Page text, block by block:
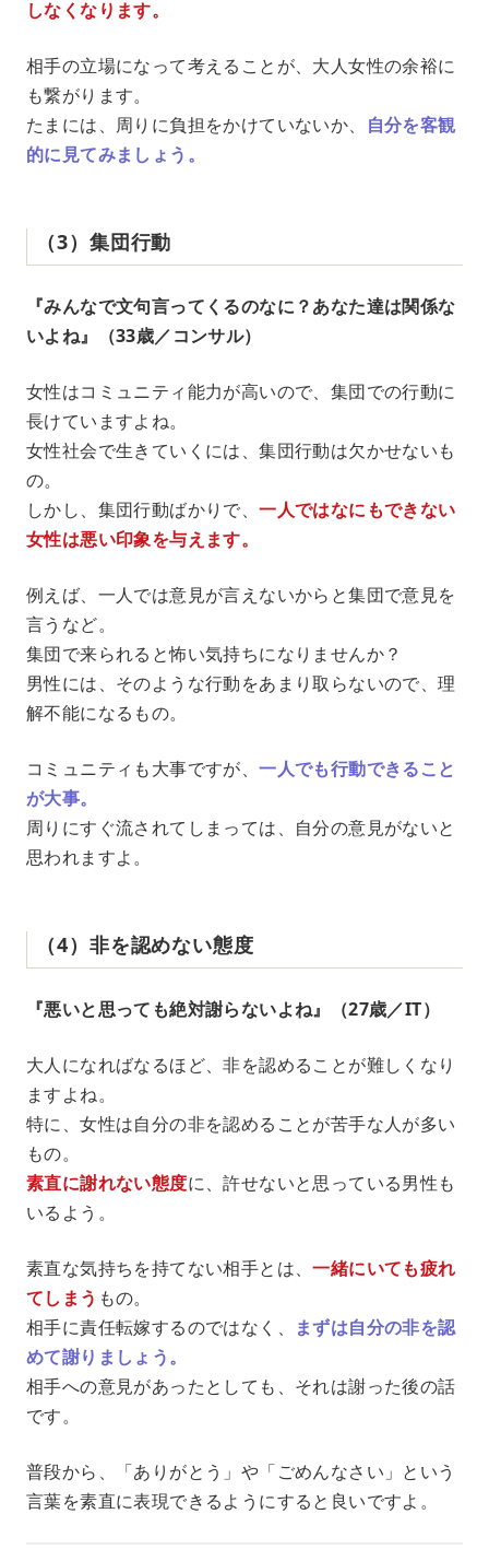
しなくなります。
相手の立場になって考えることが、大人女性の余裕に
も繋がります。
たまには、周りに負担をかけていないか、
自分を客観
的に見てみましょう。
（3）集団行動
『みんなで文句言ってくるのなに？あなた達は関係な
いよね』（33歳／コンサル）
女性はコミュニティ能力が高いので、集団での行動に
長けていますよね。
女性社会で生きていくには、集団行動は欠かせないも
の。
しかし、集団行動ばかりで、一人ではなにもできない
女性は悪い印象を与えます。
例えば、一人では意見が言えないからと集団で意見を
言うなど。
集団で来られると怖い気持ちになりませんか？
男性には、そのような行動をあまり取らないので、理
解不能になるもの。
コミュニティも大事ですが、一人でも行動できること
が大事。
周りにすぐ流されてしまっては、自分の意見がないと
思われますよ。
（4）非を認めない態度
『悪いと思っても絶対謝らないよね』（27歳／IT）
大人になればなるほど、非を認めることが難しくなり
ますよね。
特に、女性は自分の非を認めることが苦手な人が多い
もの。
素直に謝れない態度に、許せないと思っている男性も
いるよう。
素直な気持ちを持てない相手とは、一緒にいても疲れ
てしまう もの。
相手に責任転嫁するのではなく、
まずは自分の非を認
めて謝りましょう。
相手への意見があったとしても、それは謝った後の話
です。
普段から、「ありがとう」や「ごめんなさい」という
言葉を素直に表現できるようにすると良いですよ。